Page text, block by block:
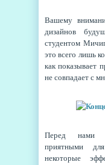
Вашему
дизайнов
студентом
это всего лишь
как показывает
не совпадает с
Перед нами
приятными
некоторые